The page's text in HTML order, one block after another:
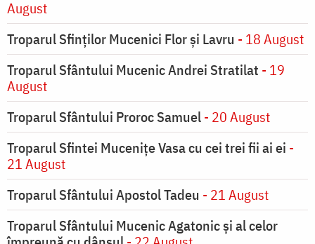
August
Troparul Sfinţilor Mucenici Flor şi Lavru - 18 August
Troparul Sfântului Mucenic Andrei Stratilat - 19
August
Troparul Sfântului Proroc Samuel- 20 August
Troparul Sfintei Muceniţe Vasa cu cei trei fii ai ei -
21 August
Troparul Sfântului Apostol Tadeu - 21 August
Troparul Sfântului Mucenic Agatonic şi al celor